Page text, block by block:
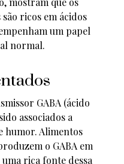
ricos em ácidos
um papel
normal.
GABA (ácido
associados a
humor. Alimentos
o GABA em
rica fonte dessa